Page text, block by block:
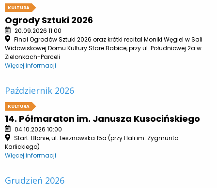
KULTURA
Ogrody Sztuki 2026
20.09.2026 11:00
Finał Ogrodów Sztuki 2026 oraz krótki recital Moniki Węgiel w Sali
Widowiskowej Domu Kultury Stare Babice, przy ul. Południowej 2a w
Zielonkach-Parceli
Więcej informacji
Październik 2026
KULTURA
14. Półmaraton im. Janusza Kusocińskiego
04.10.2026 10:00
Start: Błonie, ul. Lesznowska 15a (przy Hali im. Zygmunta
Karlickiego)
Więcej informacji
Grudzień 2026